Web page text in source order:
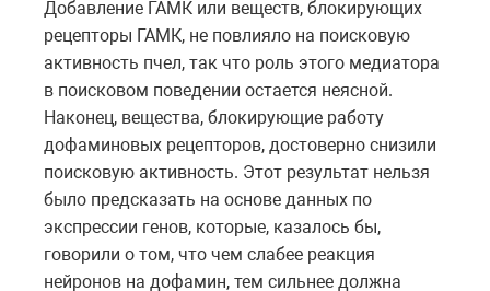
Добавление ГАМК или веществ, блокирующих
рецепторы ГАМК, не повлияло на поисковую
активность пчел, так что роль этого медиатора
в поисковом поведении остается неясной.
Наконец, вещества, блокирующие работу
дофаминовых рецепторов, достоверно снизили
поисковую активность. Этот результат нельзя
было предсказать на основе данных по
экспрессии генов, которые, казалось бы,
говорили о том, что чем слабее реакция
нейронов на дофамин, тем сильнее должна